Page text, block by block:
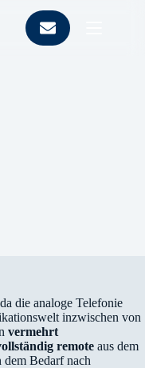
die analoge Telefonie
inzwischen von
vermehrt
remote aus dem
dem Bedarf nach